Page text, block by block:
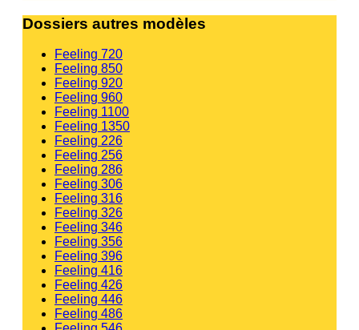
Dossiers autres modèles
Feeling 720
Feeling 850
Feeling 920
Feeling 960
Feeling 1100
Feeling 1350
Feeling 226
Feeling 256
Feeling 286
Feeling 306
Feeling 316
Feeling 326
Feeling 346
Feeling 356
Feeling 396
Feeling 416
Feeling 426
Feeling 446
Feeling 486